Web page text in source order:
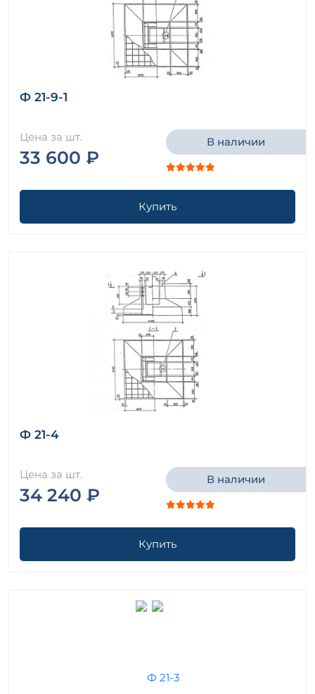
Ф 21-9-1
Цена за шт.
33 600 ₽
В наличии
Купить
Ф 21-4
Цена за шт.
34 240 ₽
В наличии
Купить